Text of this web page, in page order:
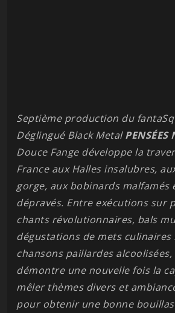
Septième production du
Déglingué Black MetalPENSÉES
Douce Fange développe la
France aux Halles insalubres,
gorge, aux bobinards malfamés
dépravés. Entre exécutions sur
chants révolutionnaires, bals
dégustations de mets
chansons paillardes alcoolisées,
démontre une nouvelle fois la
mêler thèmes divers et
pour obtenir une bonne